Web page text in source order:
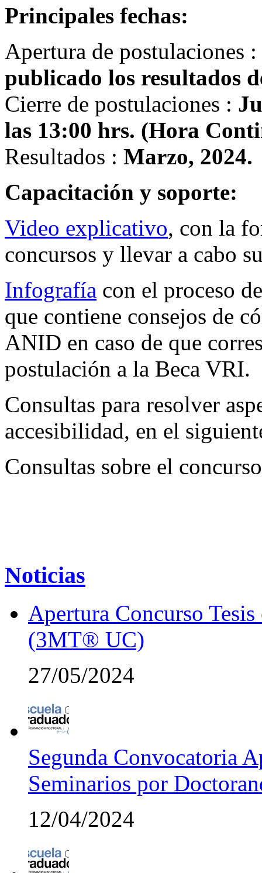
Principales fechas:
Apertura de postulaciones :
publicado los resultados
Cierre de postulaciones :
las 13:00 hrs. (Hora
Resultados : Marzo, 2024.
Capacitación y soporte:
Video explicativo, con la
concursos y llevar a cabo
Infografía con el proceso
que contiene consejos de
ANID en caso de que
postulación a la Beca VRI.
Consultas para resolver
accesibilidad, en el
Consultas sobre el
Noticias
Apertura Concurso
(3MT® UC)
27/05/2024
Segunda Convocatoria
Seminarios por
12/04/2024